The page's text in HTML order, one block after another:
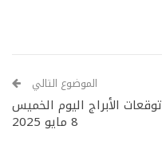
الموضوع التالي
توقعات الأبراج اليوم الخميس
8 مايو 2025